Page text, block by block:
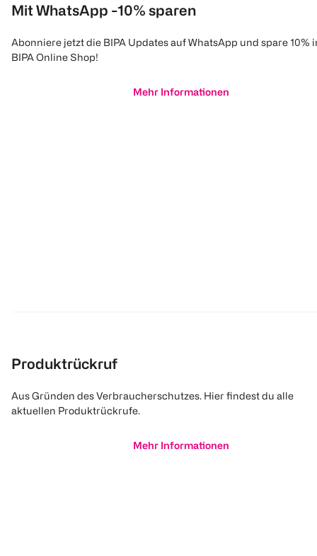
Mit WhatsApp -10% sparen
Abonniere jetzt die BIPA Updates auf WhatsApp und spare 10%
BIPA Online Shop!
Mehr Informationen
Produktrückruf
Aus Gründen des Verbraucherschutzes. Hier findest du alle
aktuellen Produktrückrufe.
Mehr Informationen